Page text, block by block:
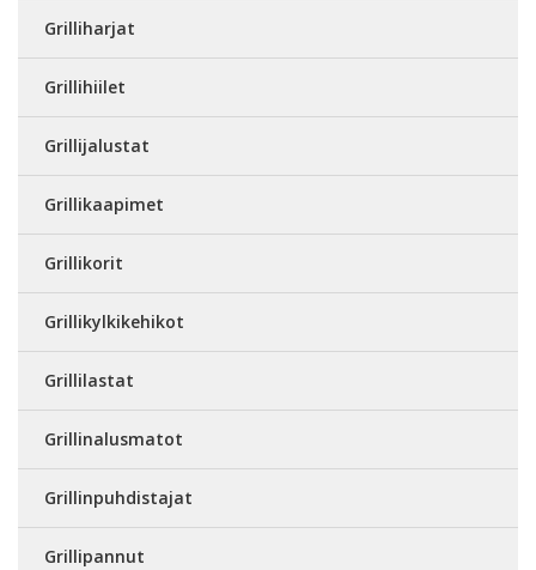
Grilliharjat
Grillihiilet
Grillijalustat
Grillikaapimet
Grillikorit
Grillikylkikehikot
Grillilastat
Grillinalusmatot
Grillinpuhdistajat
Grillipannut